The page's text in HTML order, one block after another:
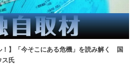
！】「今そこにある危機」を読み解く 国
ス氏